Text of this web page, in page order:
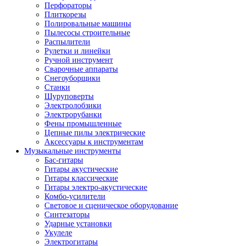
Перфораторы
Плиткорезы
Полировальные машины
Пылесосы строительные
Распылители
Рулетки и линейки
Ручной инструмент
Сварочные аппараты
Снегоуборщики
Станки
Шуруповерты
Электролобзики
Электрорубанки
Фены промышленные
Цепные пилы электрические
Аксессуары к инструментам
Музыкальные инструменты
Бас-гитары
Гитары акустические
Гитары классические
Гитары электро-акустические
Комбо-усилители
Световое и сценическое оборудование
Синтезаторы
Ударные установки
Укулеле
Электрогитары